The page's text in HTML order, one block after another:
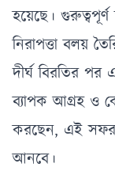
হয়েছে।
নিরাপত্তা বলয়
দীর্ঘ বিরতির পর
ব্যাপক আগ্রহ ও
করছেন, এই সফর
আনবে।